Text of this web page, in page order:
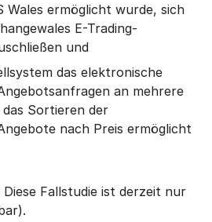
Wales ermöglicht wurde, sich
E-Trading-
und
das elektronische
an mehrere
Sortieren der
nach Preis ermöglicht
Fallstudie ist derzeit nur